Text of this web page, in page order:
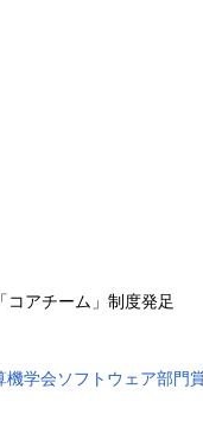
コアチーム」制度発足
機学会ソフトウェア部門